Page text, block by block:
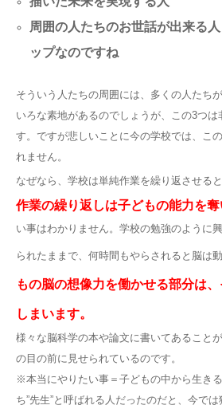
周囲の人たちのお世話が出来る
ップなのですね
そういう人たちの周囲には、多くの人たち
いろな素地があるのでしょうが、この3つは
す。ですが悲しいことに今の学校では、こ
れません。
なぜなら、学校は単純作業を繰り返させる
作業の繰り返しは子どもの能力を奪
い事はわかりません。学校の勉強のように
られたままで、何時間もやらされると脳は
もの脳の想像力を働かせる部分は
しまいます。
様々な脳科学の本や論文に書いてあること
の目の前に見せられているのです。
※本当にやりたい事＝子どもの中から生き
ち”先生”と呼ばれる人だったのだと、今では